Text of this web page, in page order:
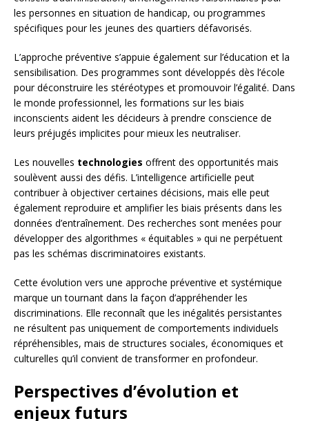
les personnes en situation de handicap, ou programmes
spécifiques pour les jeunes des quartiers défavorisés.
L’approche préventive s’appuie également sur l’éducation et la
sensibilisation. Des programmes sont développés dès l’école
pour déconstruire les stéréotypes et promouvoir l’égalité. Dans
le monde professionnel, les formations sur les biais
inconscients aident les décideurs à prendre conscience de
leurs préjugés implicites pour mieux les neutraliser.
Les nouvelles technologies offrent des opportunités mais
soulèvent aussi des défis. L’intelligence artificielle peut
contribuer à objectiver certaines décisions, mais elle peut
également reproduire et amplifier les biais présents dans les
données d’entraînement. Des recherches sont menées pour
développer des algorithmes « équitables » qui ne perpétuent
pas les schémas discriminatoires existants.
Cette évolution vers une approche préventive et systémique
marque un tournant dans la façon d’appréhender les
discriminations. Elle reconnaît que les inégalités persistantes
ne résultent pas uniquement de comportements individuels
répréhensibles, mais de structures sociales, économiques et
culturelles qu’il convient de transformer en profondeur.
Perspectives d’évolution et
enjeux futurs